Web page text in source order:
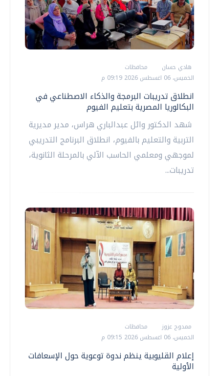
هادي حسان
محافظات
الخميس، 06 اغسطس 2026 09:19 م
انطلاق تدريبات البرمجة والذكاء الاصطناعي في
البكالوريا المصرية بتعليم الفيوم
شهد الدكتور وائل عبدالباري هراس، مدير مديرية
التربية والتعليم بالفيوم، انطلاق البرنامج التدريبي
لموجهي ومعلمي الحاسب الآلي بالمرحلة الثانوية،
تدريبات...
ممدوح عزوز
محافظات
الخميس، 06 اغسطس 2026 09:15 م
إعلام القليوبية ينظم ندوة توعوية حول الإسعافات
الأولية